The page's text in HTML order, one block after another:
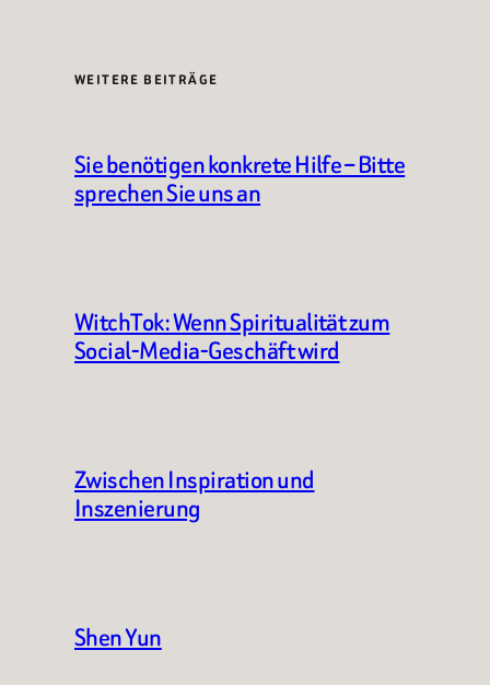
WEITERE BEITRÄGE
Sie benötigen konkrete Hilfe – Bitte
sprechen Sie uns an
WitchTok: Wenn Spiritualität zum
Social-Media-Geschäft wird
Zwischen Inspiration und
Inszenierung
Shen Yun